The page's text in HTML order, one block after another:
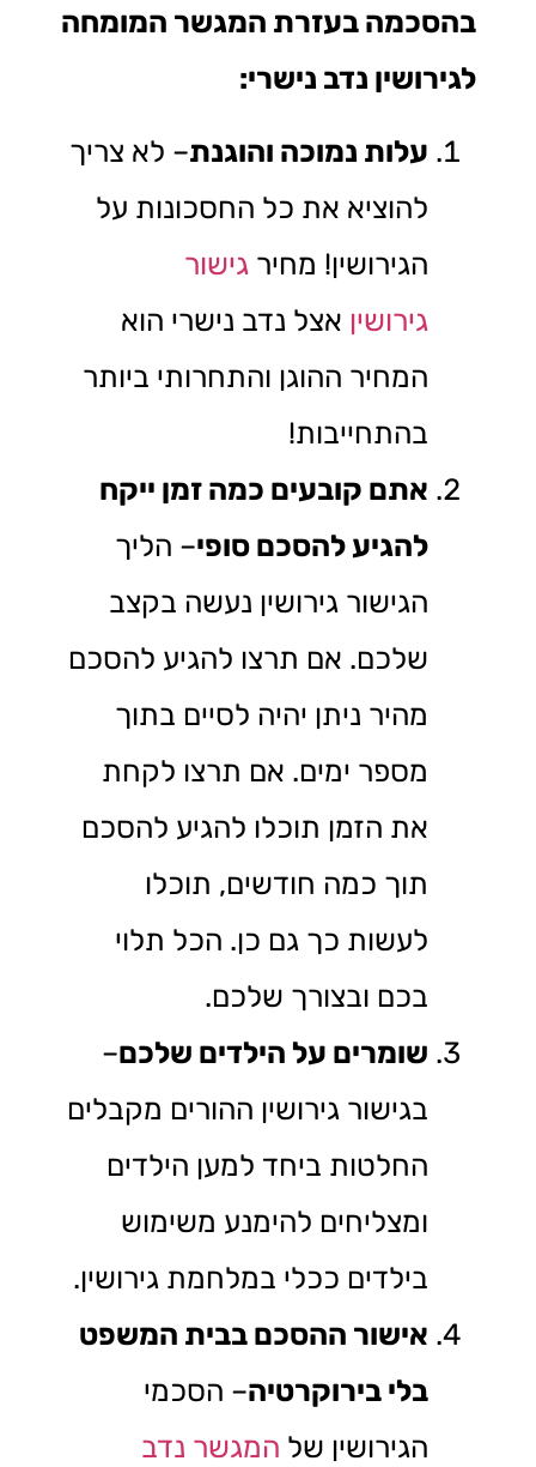
בהסכמה בעזרת המגשר המומחה
לגירושין נדב נישרי:
עלות נמוכה והוגנת– לא צריך
להוציא את כל החסכונות על
הגירושין! מחיר גישור
גירושין אצל נדב נישרי הוא
המחיר ההוגן והתחרותי ביותר
בהתחייבות!
אתם קובעים כמה זמן ייקח
להגיע להסכם סופי– הליך
הגישור גירושין נעשה בקצב
שלכם. אם תרצו להגיע להסכם
מהיר ניתן יהיה לסיים בתוך
מספר ימים. אם תרצו לקחת
את הזמן תוכלו להגיע להסכם
תוך כמה חודשים, תוכלו
לעשות כך גם כן. הכל תלוי
בכם ובצורך שלכם.
שומרים על הילדים שלכם–
בגישור גירושין ההורים מקבלים
החלטות ביחד למען הילדים
ומצליחים להימנע משימוש
בילדים ככלי במלחמת גירושין.
אישור ההסכם בבית המשפט
בלי בירוקרטיה– הסכמי
הגירושין של המגשר נדב